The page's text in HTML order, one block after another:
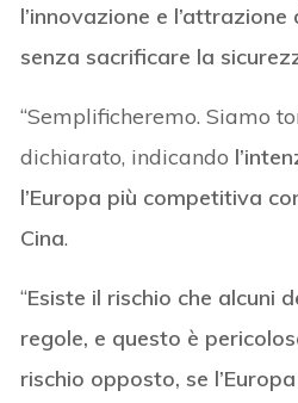
l’innovazione e
senza sacrificare la
“Semplificheremo. Siamo
dichiarato, indicando
l’Europa più competitiva
Cina.
“Esiste il rischio che alcuni
regole, e questo è
rischio opposto, se